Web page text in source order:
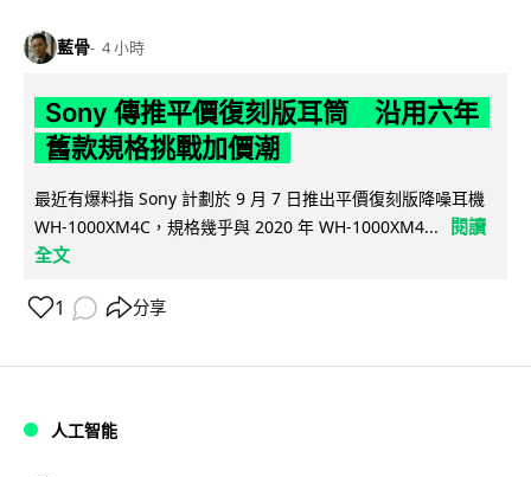
藍骨 4 小時
Sony 傳推平價復刻版耳筒 沿用六年
舊款規格挑戰加價潮
最近有爆料指 Sony 計劃於 9 月 7 日推出平價復刻版降噪耳機
WH-1000XM4C，規格幾乎與 2020 年 WH-1000XM4...
閱讀
全文
1 分享
人工智能